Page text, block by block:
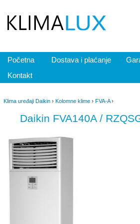
Početna Dostava i plaćanje
Kontakt
Klima uređaji Daikin › Kolomne klime › FVA-A›
Daikin FVA140A /